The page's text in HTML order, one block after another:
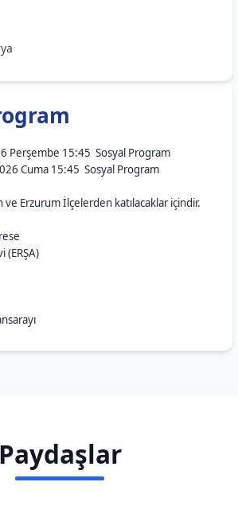
Perşembe 15:45 Sosyal Program
Cuma 15:45 Sosyal Program
ve Erzurum İlçelerden katılacaklar içindir.
(ERŞA)
Paydaşlar